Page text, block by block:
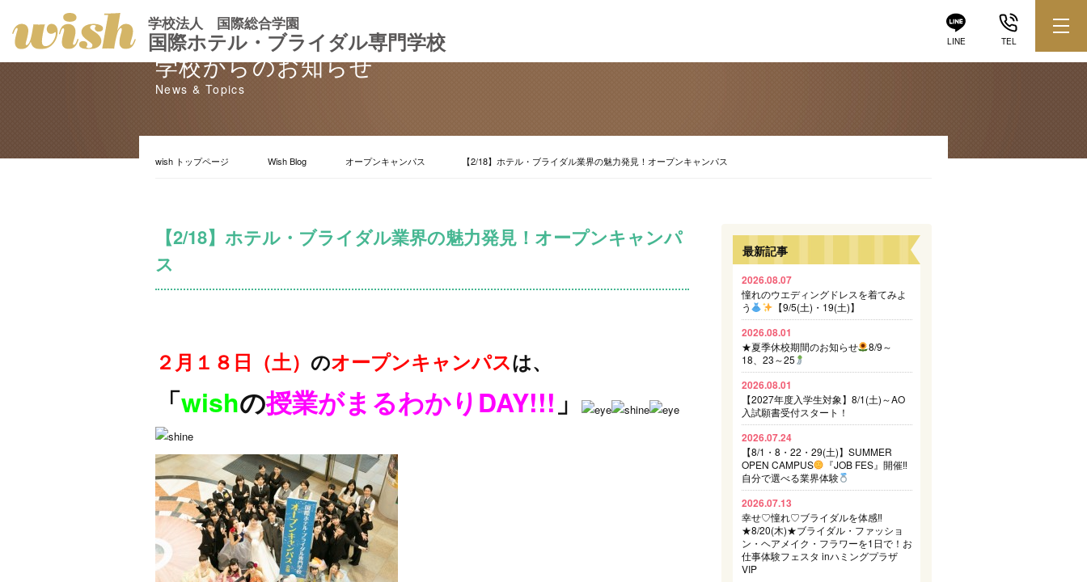
LINE TEL
学校法人 国際総合学園
国際ホテル・ブライダル専門学校
学校からのお知らせ
News & Topics
wish トップページ Wish Blog オープンキャンパス 【2/18】ホテル・ブライダル業界の魅力発見！オープンキャンパス
【2/18】ホテル・ブライダル業界の魅力発見！オープンキャンパ
ス
２月１８日（土） のオープンキャンパスは、
「wishの授業がまるわかりDAY!!! 」
最新記事
2026.08.07
憧れのウエディングドレスを着てみよ
う
【9/5(土)・19(土)】
2026.08.01
★夏季休校期間のお知らせ
8/9～
18、23～25
2026.08.01
【2027年度入学生対象】8/1(土)～AO
入試願書受付スタート！
2026.07.24
【8/1・8・22・29(土)】SUMMER
OPEN CAMPUS
『JOB FES』開催‼
自分で選べる業界体験
2026.07.13
幸せ♡憧れ♡ブライダルを体感‼
★8/20(木)★ブライダル・ファッショ
ン・ヘアメイク・フラワーを1日で！お
仕事体験フェスタ inハミングプラザ
VIP